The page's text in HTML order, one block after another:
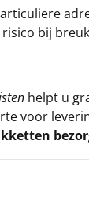
bij
helpt u
voor